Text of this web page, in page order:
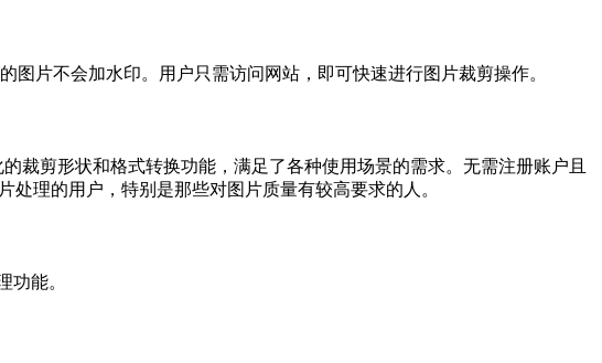
片不会加水印。用户只需访问网站，即可快速进行图片裁剪操作。
裁剪形状和格式转换功能，满足了各种使用场景的需求。无需注册账户且
理的用户，特别是那些对图片质量有较高要求的人。
功能。